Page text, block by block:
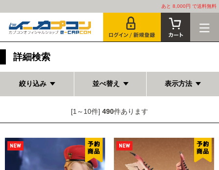
あと 8,000円 で送料無料
詳細検索
絞り込み 並べ替え 表示方法
[1～10件] 490件あります